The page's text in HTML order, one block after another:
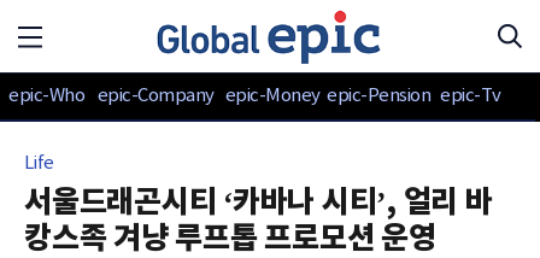
epic-Who epic-Company epic-Money epic-Pension epic-Tv
Life
서울드래곤시티 ‘카바나 시티’, 얼리 바
캉스족 겨냥 루프톱 프로모션 운영